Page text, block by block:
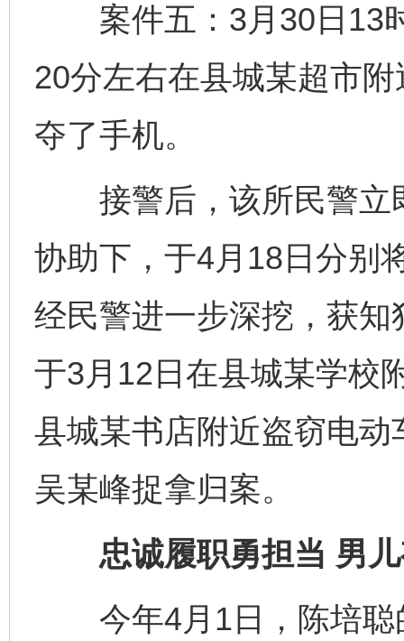
案件五：3月30日13
20分左右在县城某超市
夺了手机。
接警后，该所民警立
协助下，于4月18日分别
经民警进一步深挖，获
于3月12日在县城某学校
县城某书店附近盗窃电
吴某峰捉拿归案。
忠诚履职勇担当 男
今年4月1日，陈培聪